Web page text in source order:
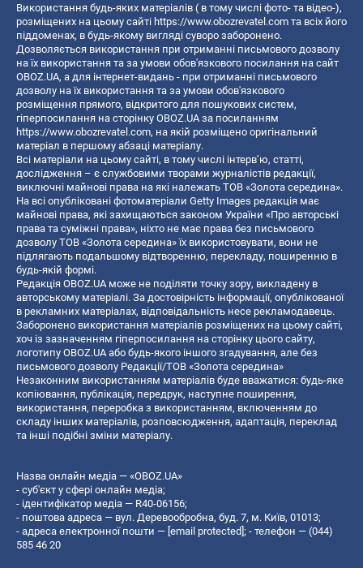
Використання будь-яких матеріалів ( в тому числі фото- та відео-),
розміщених на цьому сайті https://www.obozrevatel.com та всіх його
піддоменах, в будь-якому вигляді суворо заборонено.
Дозволяється використання при отриманні письмового дозволу
на їх використання та за умови обов'язкового посилання на сайт
OBOZ.UA, а для інтернет-видань - при отриманні письмового
дозволу на їх використання та за умови обов'язкового
розміщення прямого, відкритого для пошукових систем,
гіперпосилання на сторінку OBOZ.UA за посиланням
https://www.obozrevatel.com, на якій розміщено оригінальний
матеріал в першому абзаці матеріалу.
Всі матеріали на цьому сайті, в тому числі інтерв’ю, статті,
дослідження – є службовими творами журналістів редакції,
виключні майнові права на які належать ТОВ «Золота середина».
На всі опубліковані фотоматеріали Getty Images редакція має
майнові права, які захищаються законом України «Про авторські
права та суміжні права», ніхто не має права без письмового
дозволу ТОВ «Золота середина» їх використовувати, вони не
підлягають подальшому відтворенню, перекладу, поширенню в
будь-якій формі.
Редакція OBOZ.UA може не поділяти точку зору, викладену в
авторському матеріалі. За достовірність інформації, опублікованої
в рекламних матеріалах, відповідальність несе рекламодавець.
Заборонено використання матеріалів розміщених на цьому сайті,
хоч із зазначенням гіперпосилання на сторінку цього сайту,
логотипу OBOZ.UA або будь-якого іншого згадування, але без
письмового дозволу Редакції/ТОВ «Золота середина»
Незаконним використанням матеріалів буде вважатися: будь-яке
копiювання, публiкацiя, передрук, наступне поширення,
використання, переробка з використанням, включенням до
складу інших матеріалів, розповсюдження, адаптація, переклад
та інші подібні зміни матеріалу.
Назва онлайн медіа — «OBOZ.UA»
- суб'єкт у сфері онлайн медіа;
- ідентифікатор медіа — R40-06156;
- поштова адреса — вул. Деревообробна, буд. 7, м. Київ, 01013;
- адреса електронної пошти — [email protected]; - телефон — (044)
585 46 20